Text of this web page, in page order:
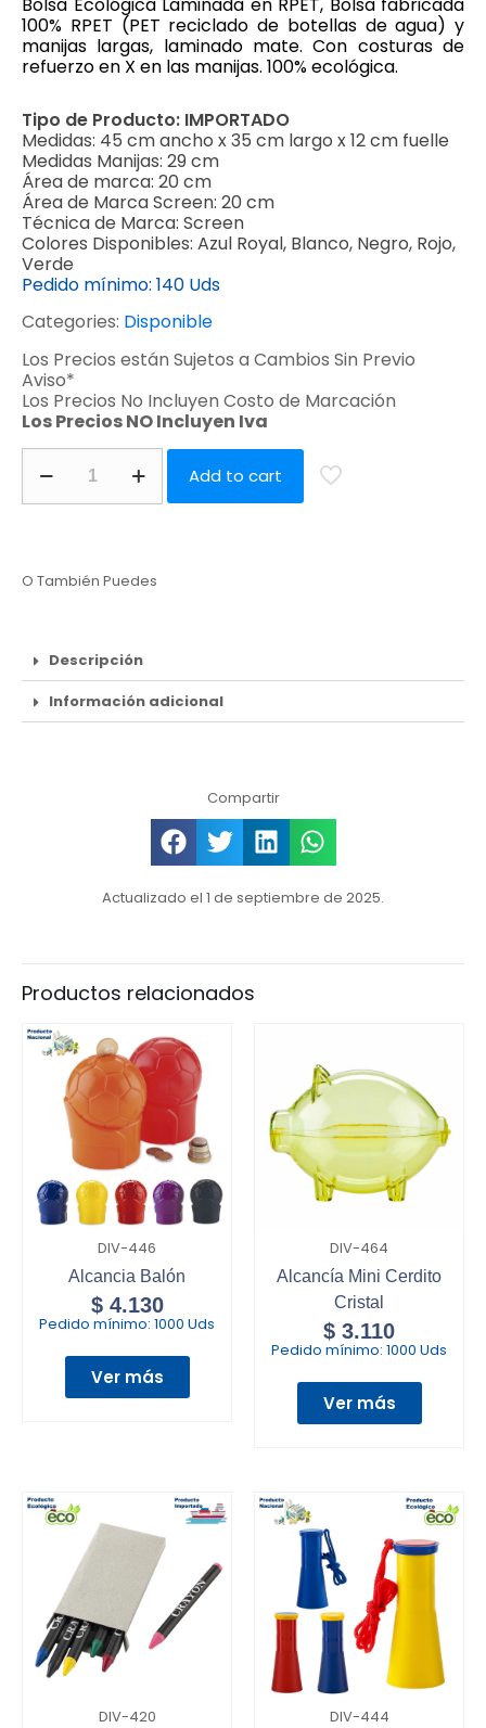
100% RPET (PET reciclado de botellas de agua) y
manijas largas, laminado mate. Con costuras de
refuerzo en X en las manijas. 100% ecológica.
Tipo de Producto: IMPORTADO
Medidas: 45 cm ancho x 35 cm largo x 12 cm fuelle
Medidas Manijas: 29 cm
Área de marca: 20 cm
Área de Marca Screen: 20 cm
Técnica de Marca: Screen
Colores Disponibles: Azul Royal, Blanco, Negro, Rojo,
Verde
Pedido mínimo: 140 Uds
Categories: Disponible
Los Precios están Sujetos a Cambios Sin Previo
Aviso*
Los Precios No Incluyen Costo de Marcación
Los Precios NO Incluyen Iva
Add to cart
O También Puedes
Descripción
Información adicional
Compartir
Actualizado el 1 de septiembre de 2025.
Productos relacionados
DIV-446
Alcancia Balón
$4.130
Pedido mínimo: 1000 Uds
Ver más
DIV-464
Alcancía Mini Cerdito
Cristal
$ 3.110
Pedido mínimo: 1000 Uds
Ver más
DIV-420 DIV-444